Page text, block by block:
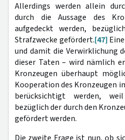
Allerdings werden allein
durch die Aussage des
aufgedeckt werden,
Strafzwecke gefördert.[47]
und damit die Verwirklichung
dieser Taten – wird nämlich
Kronzeugen überhaupt
Kooperation des Kronzeugen
berücksichtigt werden,
bezüglich der durch den
gefördert werden.